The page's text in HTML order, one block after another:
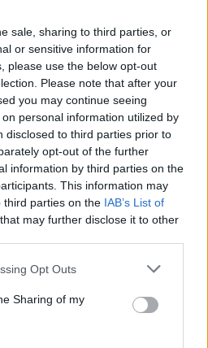
sale, sharing to third parties, or
or sensitive information for
please use the below opt-out
Please note that after your
you may continue seeing
personal information utilized by
disclosed to third parties prior to
opt-out of the further
information by third parties on the
This information may
third parties on the IAB’s List of
that may further disclose it to other
Opt Outs
Sharing of my
el 2026?
de moda per diverses